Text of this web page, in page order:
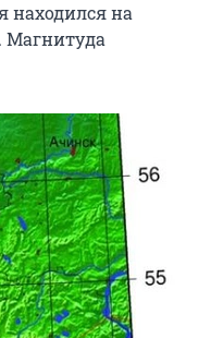
находился на
Магнитуда